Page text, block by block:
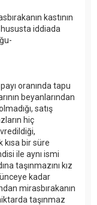
kastının
iddiada
oranında tapu
beyanlarından
satış
hiç
kısa bir süre
ile aynı ismi
taşınmazını kız
kadar
mirasbırakanın
taşınmaz